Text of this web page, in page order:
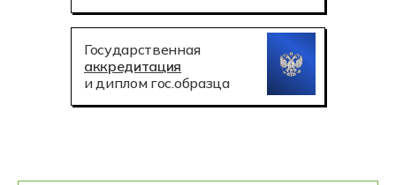
Государственная
аккредитация
и диплом гос.образца